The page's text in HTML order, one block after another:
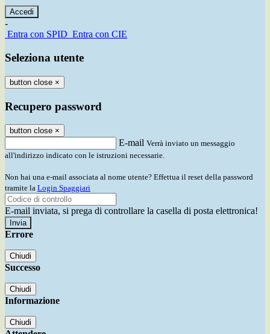
-
Entra con SPID Entra con CIE
Seleziona utente
button close ×
Recupero password
button close ×
E-mail Verrà inviato un messaggio
all'indirizzo indicato con le istruzioni necessarie.
Non hai una e-mail associata al nome utente? Effettua il reset della password
tramite la Login Spaggiari
E-mail inviata, si prega di controllare la casella di posta elettronica!
Errore
Chiudi
Successo
Chiudi
Informazione
Chiudi